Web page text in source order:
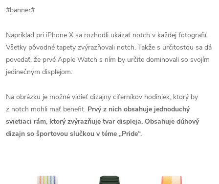
#banner#
Napríklad pri iPhone X sa rozhodli ukázať notch v každej fotografií.
Všetky pôvodné tapety zvýrazňovali notch. Takže s určitosťou sa dá
povedať, že prvé Apple Watch s ním by určite dominovali so svojím
jedinečným displejom.
Na obrázku je možné vidieť dizajny ciferníkov hodiniek, ktorý by
z notch mohli mať benefit. Prvý z nich obsahuje jednoduchý
svietiaci rám, ktorý zvýrazňuje tvar displeja. Obsahuje dúhový
dizajn so športovou slučkou v téme „Pride“.